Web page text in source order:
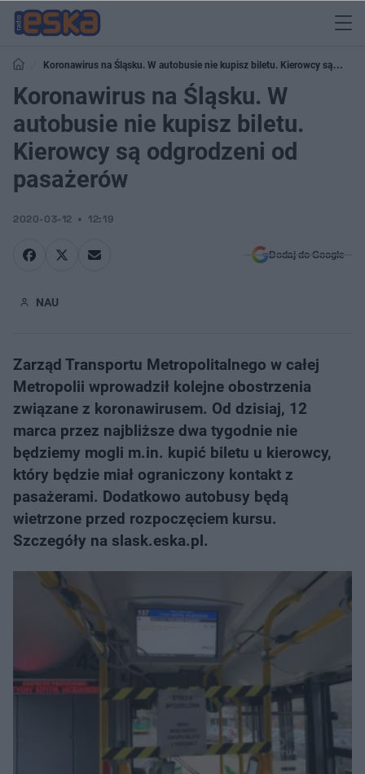
Koronawirus na Śląsku. W autobusie nie kupisz biletu. Kierowcy są
odgrodzeni od pasażerów
Koronawirus na Śląsku. W
autobusie nie kupisz biletu.
Kierowcy są odgrodzeni od
pasażerów
2020-03-12 12:19
Dodaj do Google
NAU
Zarząd Transportu Metropolitalnego w całej
Metropolii wprowadził kolejne obostrzenia
związane z koronawirusem. Od dzisiaj, 12
marca przez najbliższe dwa tygodnie nie
będziemy mogli m.in. kupić biletu u kierowcy,
który będzie miał ograniczony kontakt z
pasażerami. Dodatkowo autobusy będą
wietrzone przed rozpoczęciem kursu.
Szczegóły na slask.eska.pl.